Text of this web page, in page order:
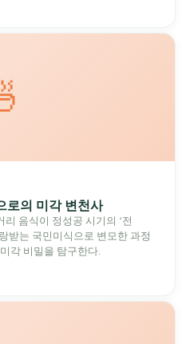
로의 미각 변천사
음식이 정성공 시기의 ‘전
받는 국민미식으로 변모한 과정
각 비밀을 탐구한다.